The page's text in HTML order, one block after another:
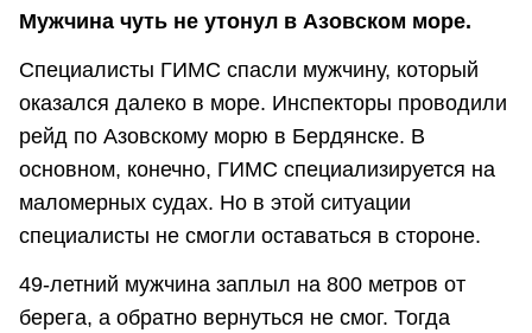
Мужчина чуть не утонул в Азовском море.
Специалисты ГИМС спасли мужчину, который
оказался далеко в море. Инспекторы проводили
рейд по Азовскому морю в Бердянске. В
основном, конечно, ГИМС специализируется на
маломерных судах. Но в этой ситуации
специалисты не смогли оставаться в стороне.
49-летний мужчина заплыл на 800 метров от
берега, а обратно вернуться не смог. Тогда